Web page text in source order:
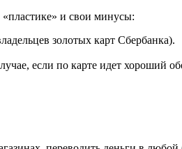
и свои минусы:
золотых карт Сбербанка).
если по карте идет хороший